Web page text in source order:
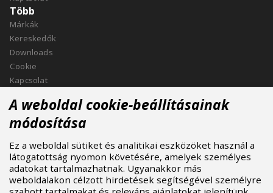
Több
Márkák
Kereskedők
Downloads
Cookie
Kapcsolat
ASPIRE SPORTS, s.r.o.
Jinačovice 514, 664 34 Kuřim
+420 532 199 550
aspire@aspire.eu
A weboldal cookie-beállításainak
módosítása
Ez a weboldal sütiket és analitikai eszközöket használ a
látogatottság nyomon követésére, amelyek személyes
adatokat tartalmazhatnak. Ugyanakkor más
weboldalakon célzott hirdetések segítségével személyre